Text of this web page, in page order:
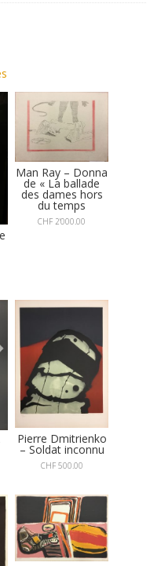
Man Ray – Donna
de « La ballade
des dames hors
du temps
CHF 2'000.00
Pierre Dmitrienko
– Soldat inconnu
CHF500.00